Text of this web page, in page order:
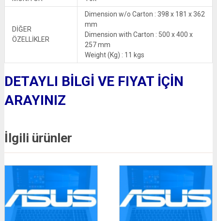
DİĞER
ÖZELLİKLER
Dimension w/o Carton : 398 x 181 x 362
mm
Dimension with Carton : 500 x 400 x
257 mm
Weight (Kg) : 11 kgs
DETAYLI BİLGİ VE FIYAT İÇİN
ARAYINIZ
İlgili ürünler